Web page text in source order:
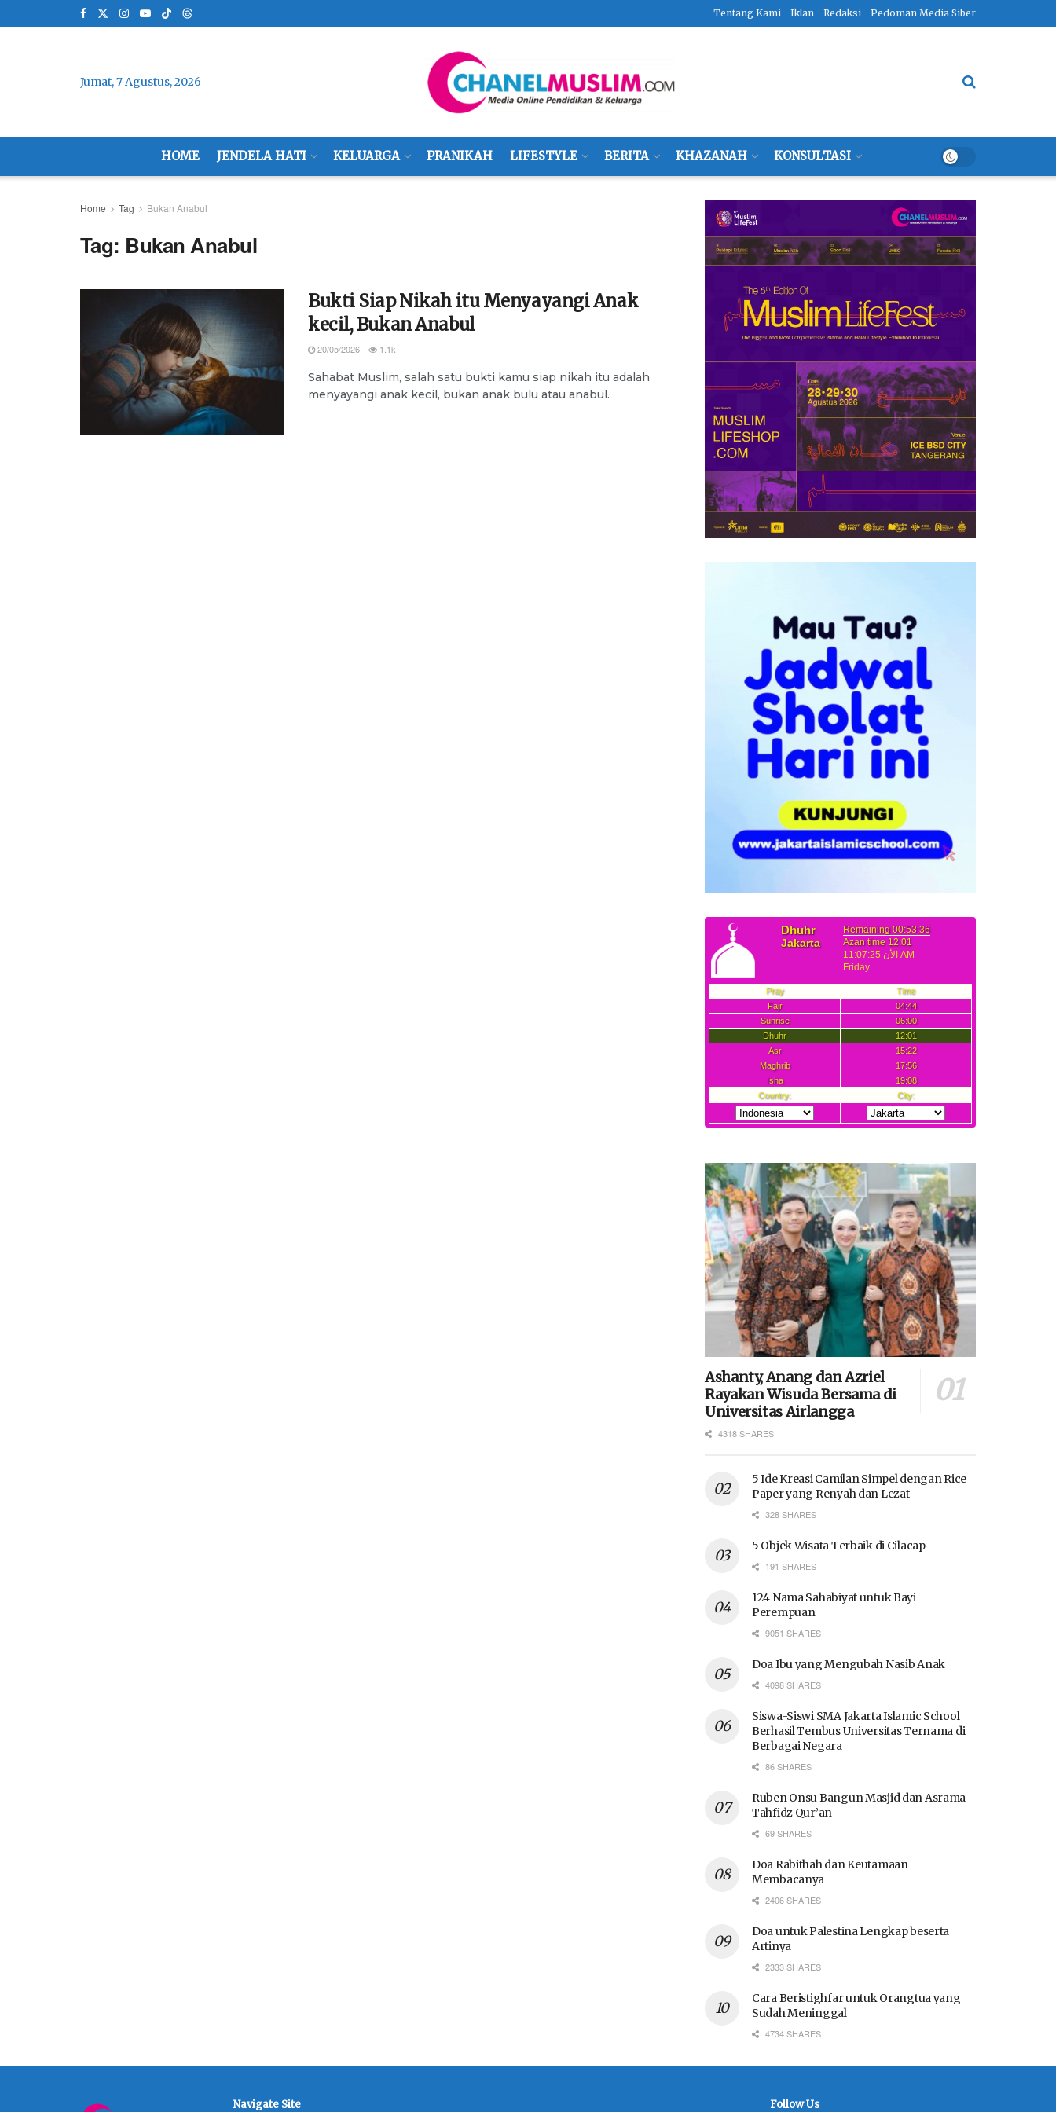
Tentang Kami Iklan Redaksi Pedoman Media Siber
Jumat, 7 Agustus, 2026
HOME JENDELA HATI KELUARGA PRANIKAH LIFESTYLE BERITA KHAZANAH KONSULTASI
Home Tag Bukan Anabul
Tag: Bukan Anabul
Bukti Siap Nikah itu Menyayangi Anak
kecil, Bukan Anabul
20/05/2026 1.1k
Sahabat Muslim, salah satu bukti kamu siap nikah itu adalah
menyayangi anak kecil, bukan anak bulu atau anabul.
Ashanty, Anang dan Azriel
Rayakan Wisuda Bersama di
Universitas Airlangga
4318 SHARES
5 Ide Kreasi Camilan Simpel dengan Rice
Paper yang Renyah dan Lezat
328 SHARES
5 Objek Wisata Terbaik di Cilacap
191 SHARES
124 Nama Sahabiyat untuk Bayi
Perempuan
9051 SHARES
Doa Ibu yang Mengubah Nasib Anak
4098 SHARES
Siswa-Siswi SMA Jakarta Islamic School
Berhasil Tembus Universitas Ternama di
Berbagai Negara
86 SHARES
Ruben Onsu Bangun Masjid dan Asrama
Tahfidz Qur’an
69 SHARES
Doa Rabithah dan Keutamaan
Membacanya
2406 SHARES
Doa untuk Palestina Lengkap beserta
Artinya
2333 SHARES
Cara Beristighfar untuk Orangtua yang
Sudah Meninggal
4734 SHARES
Navigate Site Follow Us